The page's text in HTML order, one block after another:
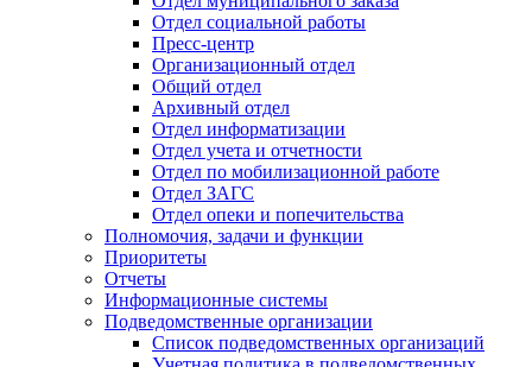
Отдел социальной работы
Пресс-центр
Организационный отдел
Общий отдел
Архивный отдел
Отдел информатизации
Отдел учета и отчетности
Отдел по мобилизационной работе
Отдел ЗАГС
Отдел опеки и попечительства
Полномочия, задачи и функции
Приоритеты
Отчеты
Информационные системы
Подведомственные организации
Список подведомственных организаций